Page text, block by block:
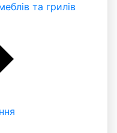
та грилів